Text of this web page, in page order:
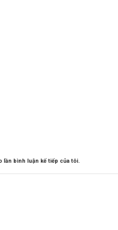
lần bình luận kế tiếp của tôi.